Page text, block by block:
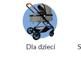
Dla dzieci